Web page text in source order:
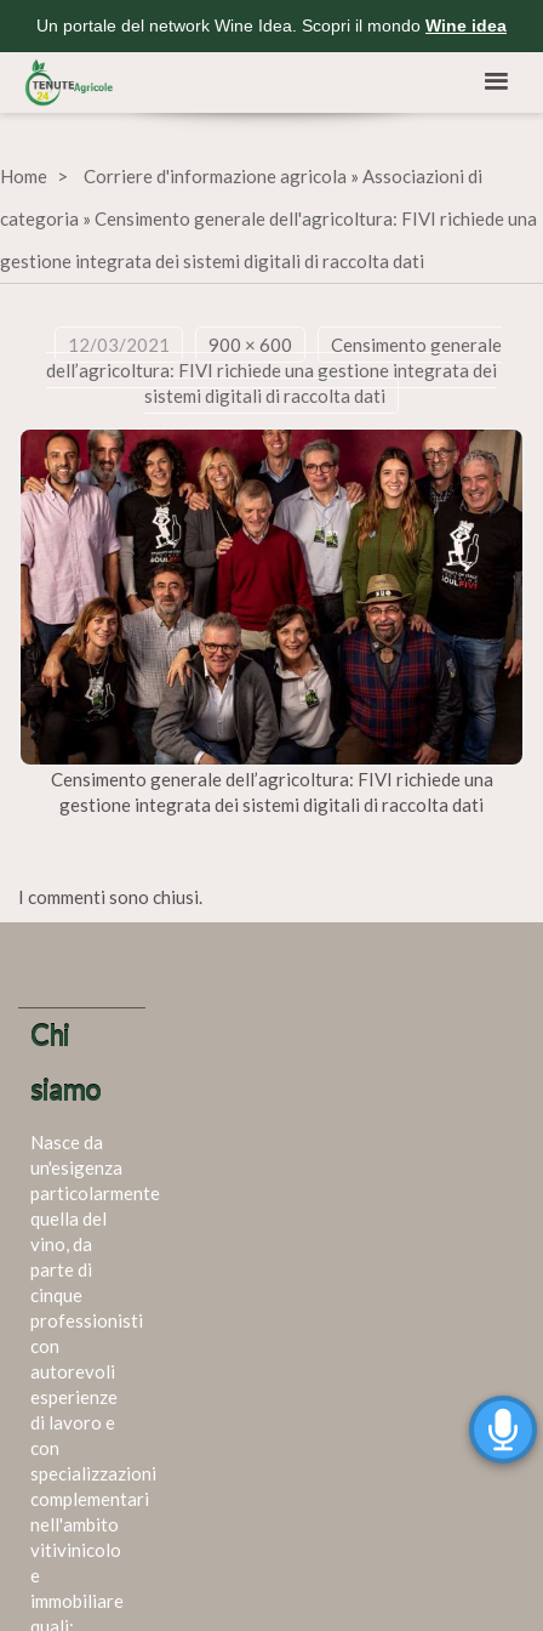
Un portale del network Wine Idea. Scopri il mondo Wine idea
Home Corriere d'informazione agricola » Associazioni di
categoria » Censimento generale dell'agricoltura: FIVI richiede una
gestione integrata dei sistemi digitali di raccolta dati
12/03/2021 900 × 600
Censimento generale
dell’agricoltura: FIVI richiede una gestione integrata dei
sistemi digitali di raccolta dati
Censimento generale dell’agricoltura: FIVI richiede una
gestione integrata dei sistemi digitali di raccolta dati
I commenti sono chiusi.
Chi
siamo
Nasce da
un'esigenza
particolarmente
quella del
vino, da
parte di
cinque
professionisti
con
autorevoli
esperienze
di lavoro e
con
specializzazioni
complementari
nell'ambito
vitivinicolo
e
immobiliare
quali: